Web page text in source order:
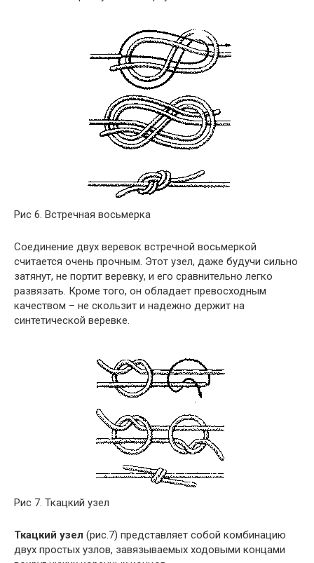
Рис 6. Встречная восьмерка
Соединение двух веревок встречной восьмеркой
считается очень прочным. Этот узел, даже будучи сильно
затянут, не портит веревку, и его сравнительно легко
развязать. Кроме того, он обладает превосходным
качеством – не скользит и надежно держит на
синтетической веревке.
Рис 7. Ткацкий узел
Ткацкий узел (рис.7) представляет собой комбинацию
двух простых узлов, завязываемых ходовыми концами